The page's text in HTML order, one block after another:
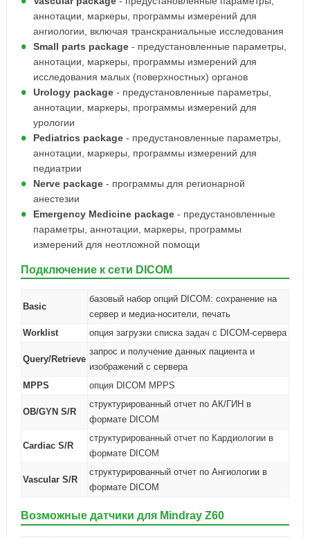
аннотации, маркеры, программы измерений для
ангиологии, включая транскраниальные исследования
Small parts package- предустановленные параметры,
аннотации, маркеры, программы измерений для
исследования малых (поверхностных) органов
Urology package- предустановленные параметры,
аннотации, маркеры, программы измерений для
урологии
Pediatrics package- предустановленные параметры,
аннотации, маркеры, программы измерений для
педиатрии
Nerve package- программы для регионарной
анестезии
Emergency Medicine package- предустановленные
параметры, аннотации, маркеры, программы
измерений для неотложной помощи
Подключение к сети DICOM
Basic
базовый набор опций DICOM: сохранение на
сервер и медиа-носители, печать
Worklist
опция загрузки списка задач с DICOM-сервера
Query/Retrieve
запрос и получение данных пациента и
изображений с сервера
MPPS
опция DICOM MPPS
OB/GYN S/R
структурированный отчет по АК/ГИН в
формате DICOM
Cardiac S/R
структурированный отчет по Кардиологии в
формате DICOM
Vascular S/R
структурированный отчет по Ангиологии в
формате DICOM
Возможные датчики для Mindray Z60